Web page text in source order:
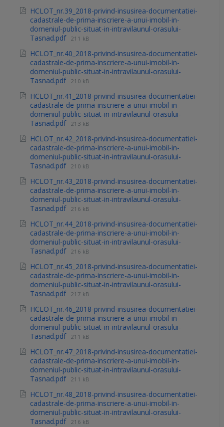
HCLOT_nr.39_2018-privind-insusirea-documentatiei-
cadastrale-de-prima-inscriere-a-unui-imobil-in-
domeniul-public-situat-in-intravilaunul-orasului-
Tasnad.pdf 211 kB
HCLOT_nr.40_2018-privind-insusirea-documentatiei-
cadastrale-de-prima-inscriere-a-unui-imobil-in-
domeniul-public-situat-in-intravilaunul-orasului-
Tasnad.pdf 210 kB
HCLOT_nr.41_2018-privind-insusirea-documentatiei-
cadastrale-de-prima-inscriere-a-unui-imobil-in-
domeniul-public-situat-in-intravilaunul-orasului-
Tasnad.pdf 213 kB
HCLOT_nr.42_2018-privind-insusirea-documentatiei-
cadastrale-de-prima-inscriere-a-unui-imobil-in-
domeniul-public-situat-in-intravilaunul-orasului-
Tasnad.pdf 210 kB
HCLOT_nr.43_2018-privind-insusirea-documentatiei-
cadastrale-de-prima-inscriere-a-unui-imobil-in-
domeniul-public-situat-in-intravilaunul-orasului-
Tasnad.pdf 216 kB
HCLOT_nr.44_2018-privind-insusirea-documentatiei-
cadastrale-de-prima-inscriere-a-unui-imobil-in-
domeniul-public-situat-in-intravilaunul-orasului-
Tasnad.pdf 216 kB
HCLOT_nr.45_2018-privind-insusirea-documentatiei-
cadastrale-de-prima-inscriere-a-unui-imobil-in-
domeniul-public-situat-in-intravilaunul-orasului-
Tasnad.pdf 217 kB
HCLOT_nr.46_2018-privind-insusirea-documentatiei-
cadastrale-de-prima-inscriere-a-unui-imobil-in-
domeniul-public-situat-in-intravilaunul-orasului-
Tasnad.pdf 211 kB
HCLOT_nr.47_2018-privind-insusirea-documentatiei-
cadastrale-de-prima-inscriere-a-unui-imobil-in-
domeniul-public-situat-in-intravilaunul-orasului-
Tasnad.pdf 211 kB
HCLOT_nr.48_2018-privind-insusirea-documentatiei-
cadastrale-de-prima-inscriere-a-unui-imobil-in-
domeniul-public-situat-in-intravilaunul-orasului-
Tasnad.pdf 216 kB